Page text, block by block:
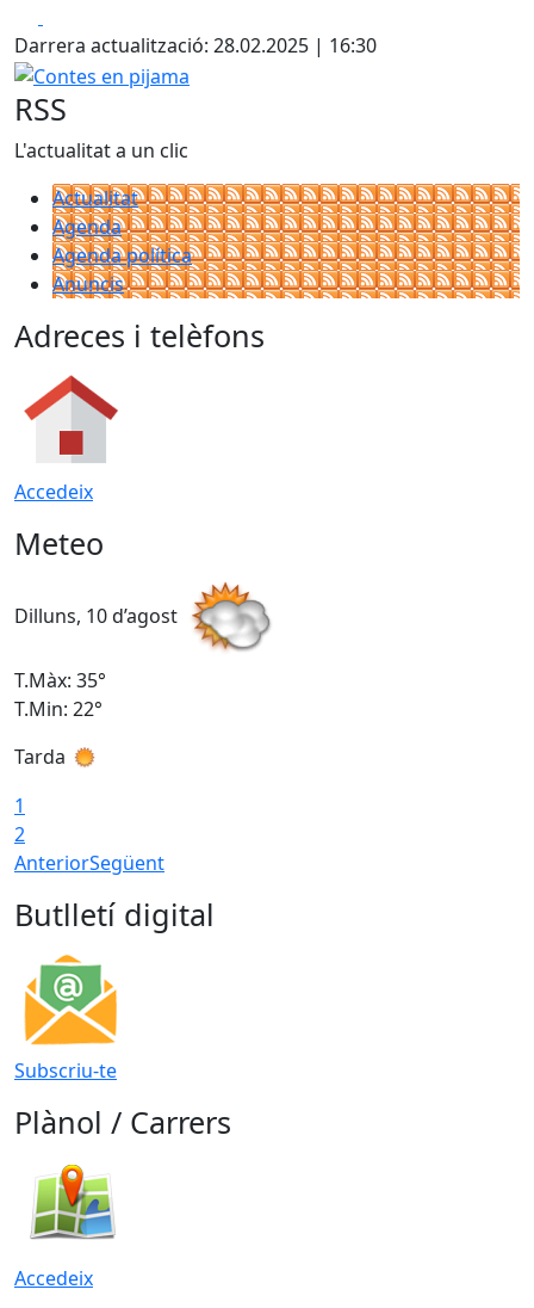
Darrera actualització: 28.02.2025 | 16:30
Contes en pijama
RSS
L'actualitat a un clic
Actualitat
Agenda
Agenda política
Anuncis
Adreces i telèfons
Accedeix
Meteo
Dilluns, 10 d’agost
T.Màx: 35°
T.Min: 22°
Tarda
1
2
AnteriorSegüent
Butlletí digital
Subscriu-te
Plànol / Carrers
Accedeix